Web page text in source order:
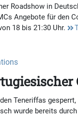
Roadshow in
Angebote für den
18 bis 21:30 Uhr.
Teneriffas
wurde bereits